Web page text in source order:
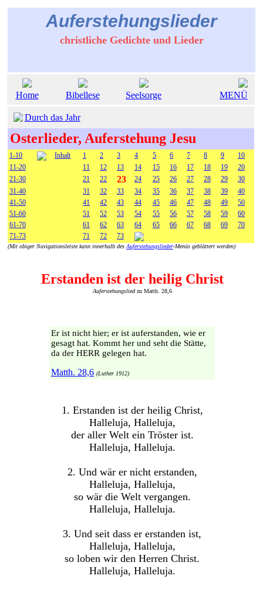
Auferstehungslieder
christliche Gedichte und Lieder
Home Bibellese Seelsorge MENÜ
Durch das Jahr
Osterlieder, Auferstehung Jesu
1-10 Inhalt 1 2 3 4 5 6 7 8 9
10
11-20
11 12 13 14 15 16 17 18 19
20
21-30
21 22 23 24 25 26 27 28 29
30
31-40
31 32 33 34 35 36 37 38 39
40
41-50
41 42 43 44 45 46 47 48 49
50
51-60
51 52 53 54 55 56 57 58 59
60
61-70
61 62 63 64 65 66 67 68 69
70
71-73
71 72 73
(Mit obiger Navigationsleiste kann innerhalb des Auferstehungslieder-Menüs geblättert werden)
Erstanden ist der heilig Christ
Auferstehungsliedzu Matth. 28,6
Er ist nicht hier; er ist auferstanden, wie er
gesagt hat. Kommt her und seht die Stätte,
da der HERR gelegen hat.
Matth. 28,6 (Luther 1912)
1. Erstanden ist der heilig Christ,
Halleluja, Halleluja,
der aller Welt ein Tröster ist.
Halleluja, Halleluja.
2. Und wär er nicht erstanden,
Halleluja, Halleluja,
so wär die Welt vergangen.
Halleluja, Halleluja.
3. Und seit dass er erstanden ist,
Halleluja, Halleluja,
so loben wir den Herren Christ.
Halleluja, Halleluja.